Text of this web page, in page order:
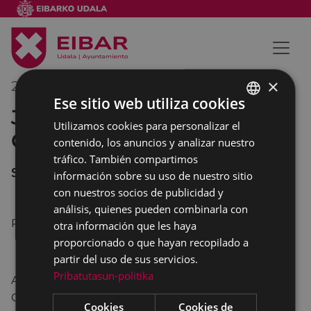
26/05/2014
JUNTA GENERAL
ORDINARIA IMESA
SALON DE PLENOS
PUNTO UNICO
Aprobación por el Pleno, en su condición de Junta
General de Imesa, de las cuentas correspondientes
BASQUE
SPANISH
×
Ese sitio web utiliza cookies
Utilizamos cookies para personalizar el
contenido, los anuncios y analizar nuestro
tráfico. También compartimos
información sobre su uso de nuestro sitio
con nuestros socios de publicidad y
análisis, quienes pueden combinarla con
otra información que les haya
proporcionado o que hayan recopilado a
partir del uso de sus servicios.
Pribatutasun-politika
Cookies
Cookies de